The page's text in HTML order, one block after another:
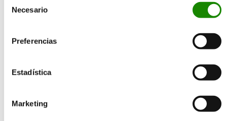
Necesario
Preferencias
Estadística
Marketing
Servicios
Consultoría
Transporte
Sectores